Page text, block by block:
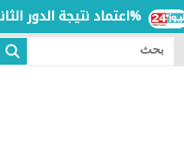
اعتماد نتيجة الدور الثانى للثانوية الأزهرية لمعاهد فلسطين بنسبة نجاح 97.7%
بحث